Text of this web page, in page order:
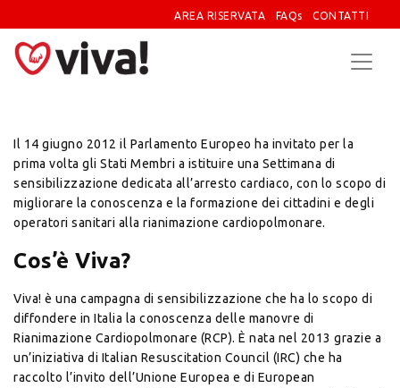
AREA RISERVATA FAQs CONTATTI
Il 14 giugno 2012 il Parlamento Europeo ha invitato per la
prima volta gli Stati Membri a istituire una Settimana di
sensibilizzazione dedicata all’arresto cardiaco, con lo scopo di
migliorare la conoscenza e la formazione dei cittadini e degli
operatori sanitari alla rianimazione cardiopolmonare.
Cos’è Viva?
Viva! è una campagna di sensibilizzazione che ha lo scopo di
diffondere in Italia la conoscenza delle manovre di
Rianimazione Cardiopolmonare (RCP). È nata nel 2013 grazie a
un’iniziativa di Italian Resuscitation Council (IRC) che ha
raccolto l’invito dell’Unione Europea e di European